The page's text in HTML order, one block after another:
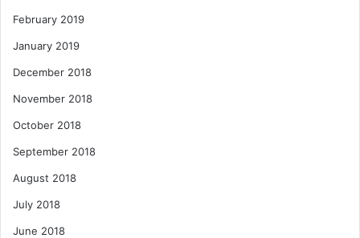
February 2019
January 2019
December 2018
November 2018
October 2018
September 2018
August 2018
July 2018
June 2018